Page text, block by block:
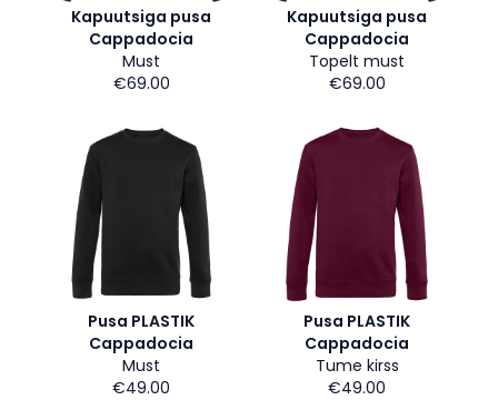
Kapuutsiga pusa
Cappadocia
Must
€69.00
Kapuutsiga pusa
Cappadocia
Topelt must
€69.00
Pusa PLASTIK
Cappadocia
Must
€49.00
Pusa PLASTIK
Cappadocia
Tume kirss
€49.00